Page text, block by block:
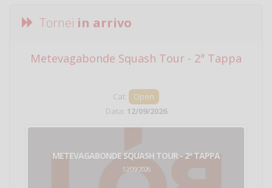
Tornei in arrivo
Metevagabonde Squash Tour - 2ª Tappa
Cat:
Open
Data: 12/09/2026
METEVAGABONDE SQUASH TOUR - 2ª TAPPA
12/09/2026